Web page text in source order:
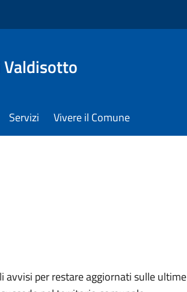
Valdisotto
Servizi Vivere il Comune
avvisi per restare aggiornati sulle ultime